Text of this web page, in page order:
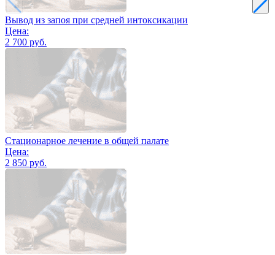
Вывод из запоя при средней интоксикации
Цена:
2 700 руб.
Стационарное лечение в общей палате
Цена:
2 850 руб.